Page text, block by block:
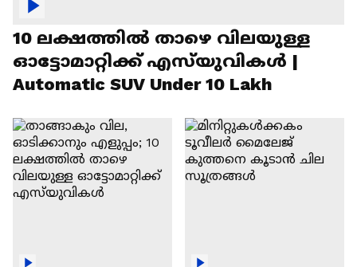
10 ലക്ഷത്തിൽ താഴെ വിലയുള്ള
ഓട്ടോമാറ്റിക്ക് എസ്‍യുവികൾ |
Automatic SUV Under 10 Lakh